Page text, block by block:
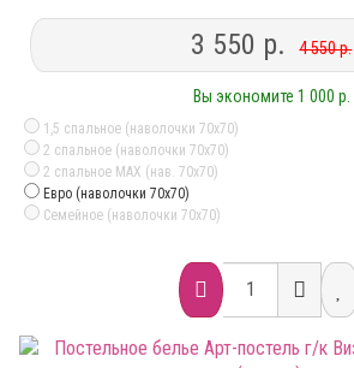
3 550 р. 4 550 р.
Вы экономите 1 000 р.
1,5 спальное (наволочки 70х70)
2 спальное (наволочки 70х70)
2 спальное MAX (нав. 70х70)
Евро (наволочки 70х70)
Семейное (наволочки 70х70)